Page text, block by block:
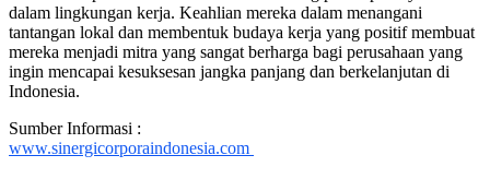
dalam lingkungan kerja. Keahlian mereka dalam menangani
tantangan lokal dan membentuk budaya kerja yang positif membuat
mereka menjadi mitra yang sangat berharga bagi perusahaan yang
ingin mencapai kesuksesan jangka panjang dan berkelanjutan di
Indonesia.
Sumber Informasi :
www.sinergicorporaindonesia.com